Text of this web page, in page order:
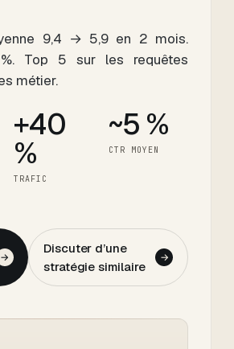
9,4 → 5,9 en 2 mois.
Top 5 sur les requêtes
métier.
+40
%
TRAFIC
~5 %
CTR MOYEN
→
Discuter d’une
stratégie similaire
→